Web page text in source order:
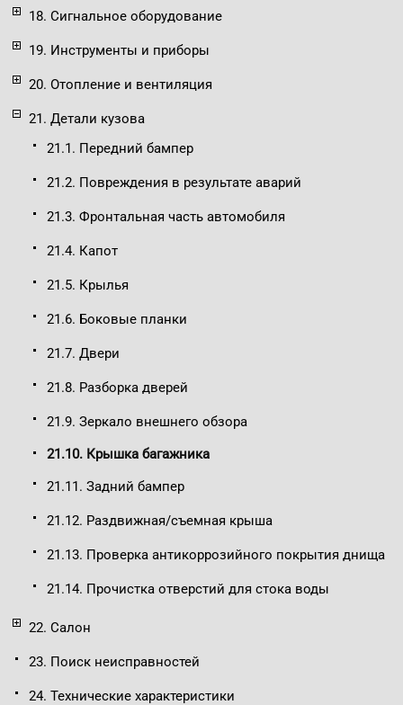
18. Сигнальное оборудование
19. Инструменты и приборы
20. Отопление и вентиляция
21. Детали кузова
21.1. Передний бампер
21.2. Повреждения в результате аварий
21.3. Фронтальная часть автомобиля
21.4. Капот
21.5. Крылья
21.6. Боковые планки
21.7. Двери
21.8. Разборка дверей
21.9. Зеркало внешнего обзора
21.10. Крышка багажника
21.11. Задний бампер
21.12. Раздвижная/съемная крыша
21.13. Проверка антикоррозийного покрытия днища
21.14. Прочистка отверстий для стока воды
22. Салон
23. Поиск неисправностей
24. Технические характеристики